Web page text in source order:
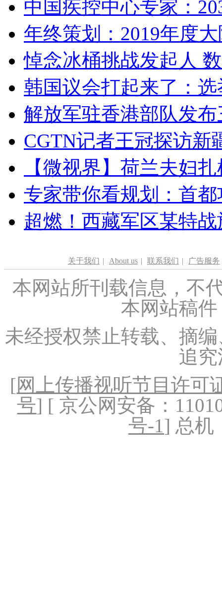
中国疾控中心专家：
年终策划：2019年度
悼念冰桶挑战发起人
韩国议会打起来了：
解放军驻香港部队发
CGTN记者王冠探访新
【微视界】荷兰夫妇
专家带你看规划：首
超燃！西藏军区某特
关于我们 | About us | 联系我们 | 广告服务
本网站所刊载信息，不
本网站稿
未经授权禁止转载、摘
追
[网上传播视听节目许可
号] [ 京公网安备：
号-1] 总机